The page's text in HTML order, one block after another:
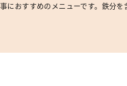
におすすめのメニューです。鉄分を